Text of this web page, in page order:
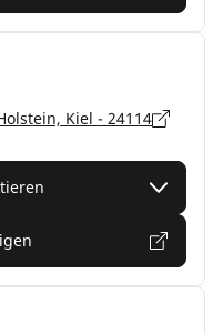
Kiel - 24114